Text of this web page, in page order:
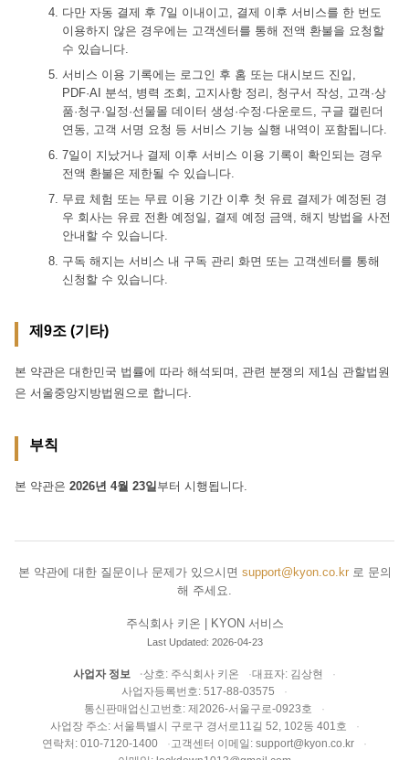
다만 자동 결제 후 7일 이내이고, 결제 이후 서비스를 한 번도
이용하지 않은 경우에는 고객센터를 통해 전액 환불을 요청할
수 있습니다.
서비스 이용 기록에는 로그인 후 홈 또는 대시보드 진입,
PDF·AI 분석, 병력 조회, 고지사항 정리, 청구서 작성, 고객·상
품·청구·일정·선물몰 데이터 생성·수정·다운로드, 구글 캘린더
연동, 고객 서명 요청 등 서비스 기능 실행 내역이 포함됩니다.
7일이 지났거나 결제 이후 서비스 이용 기록이 확인되는 경우
전액 환불은 제한될 수 있습니다.
무료 체험 또는 무료 이용 기간 이후 첫 유료 결제가 예정된 경
우 회사는 유료 전환 예정일, 결제 예정 금액, 해지 방법을 사전
안내할 수 있습니다.
구독 해지는 서비스 내 구독 관리 화면 또는 고객센터를 통해
신청할 수 있습니다.
제9조 (기타)
본 약관은 대한민국 법률에 따라 해석되며, 관련 분쟁의 제1심 관할법원
은 서울중앙지방법원으로 합니다.
부칙
본 약관은 2026년 4월 23일부터 시행됩니다.
본 약관에 대한 질문이나 문제가 있으시면 support@kyon.co.kr로 문의
해 주세요.
주식회사 키온 | KYON 서비스
Last Updated: 2026-04-23
사업자 정보 상호: 주식회사 키온
대표자: 김상현
사업자등록번호: 517-88-03575
통신판매업신고번호: 제2026-서울구로-0923호
사업장 주소: 서울특별시 구로구 경서로11길 52, 102동 401호
연락처: 010-7120-1400
고객센터 이메일: support@kyon.co.kr